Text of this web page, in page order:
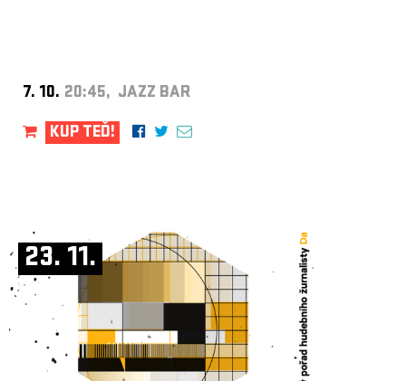
7. 10. 20:45, JAZZ BAR
KUP TEĎ!
23. 11.